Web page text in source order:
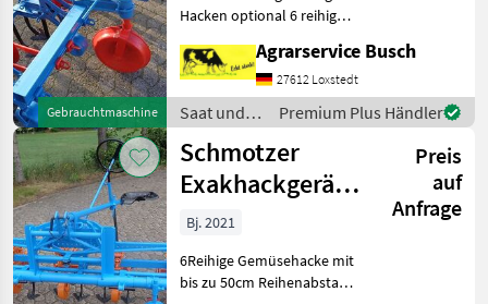
Gebrauchtmaschine
Hacken optional 6 reihig
Pilotensitz zum optimalen
Hackerfolg
Agrarservice Busch
27612 Loxstedt
Saat und
Pflege /
Schmotzer
Premium Plus Händler
Schmotzer
Exakhackgerät
6Reihig bis 50cm
Reihena
Preis
auf
Anfrage
Bj. 2021
6Reihige Gemüsehacke mit
bis zu 50cm Reihenabstand